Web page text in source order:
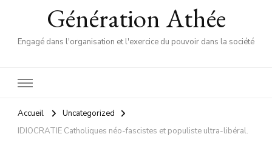
Génération Athée
Engagé dans l'organisation et l'exercice du pouvoir dans la société
Accueil
Uncategorized
IDIOCRATIE Catholiques néo-fascistes et populiste ultra-libéral.